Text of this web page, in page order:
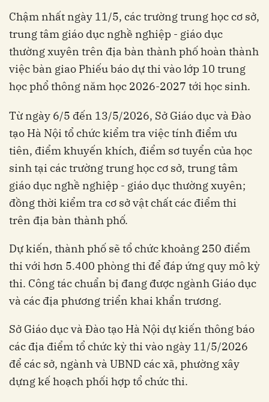
Chậm nhất ngày 11/5, các trường trung học cơ sở,
trung tâm giáo dục nghề nghiệp - giáo dục
thường xuyên trên địa bàn thành phố hoàn thành
việc bàn giao Phiếu báo dự thi vào lớp 10 trung
học phổ thông năm học 2026-2027 tới học sinh.
Từ ngày 6/5 đến 13/5/2026, Sở Giáo dục và Đào
tạo Hà Nội tổ chức kiểm tra việc tính điểm ưu
tiên, điểm khuyến khích, điểm sơ tuyển của học
sinh tại các trường trung học cơ sở, trung tâm
giáo dục nghề nghiệp - giáo dục thường xuyên;
đồng thời kiểm tra cơ sở vật chất các điểm thi
trên địa bàn thành phố.
Dự kiến, thành phố sẽ tổ chức khoảng 250 điểm
thi với hơn 5.400 phòng thi để đáp ứng quy mô kỳ
thi. Công tác chuẩn bị đang được ngành Giáo dục
và các địa phương triển khai khẩn trương.
Sở Giáo dục và Đào tạo Hà Nội dự kiến thông báo
các địa điểm tổ chức kỳ thi vào ngày 11/5/2026
để các sở, ngành và UBND các xã, phường xây
dựng kế hoạch phối hợp tổ chức thi.